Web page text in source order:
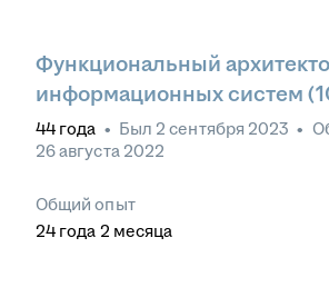
Функциональный
информационных систем
44 года • Был 2 сентября 2023 •
26 августа 2022
Общий опыт
24 года 2 месяца